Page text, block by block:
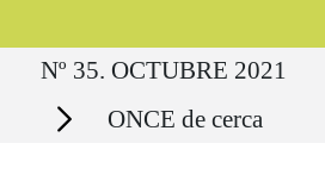
Ruta del sitio
Nº 35. OCTUBRE 2021
Secciones ONCE de cerca